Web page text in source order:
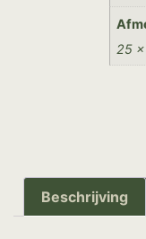
25
Beschrijving